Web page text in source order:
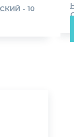
- 10